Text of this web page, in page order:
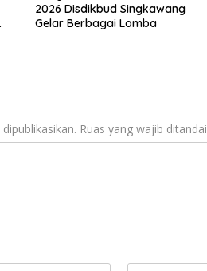
2026 Disdikbud Singkawang
Gelar Berbagai Lomba
Ruas yang wajib ditandai